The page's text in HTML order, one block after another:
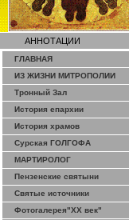
АННОТАЦИИ
ГЛАВНАЯ
ИЗ ЖИЗНИ МИТРОПОЛИИ
Тронный Зал
История епархии
История храмов
Сурская ГОЛГОФА
МАРТИРОЛОГ
Пензенские святыни
Святые источники
Фотогалерея"ХХ век"